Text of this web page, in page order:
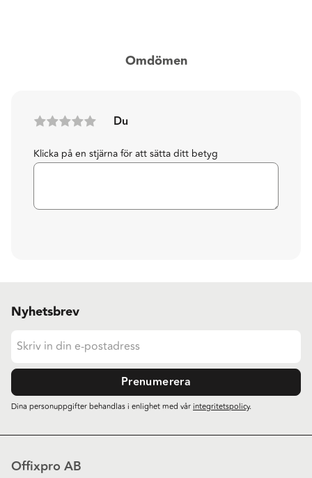
Omdömen
Du
Klicka på en stjärna för att sätta ditt betyg
Nyhetsbrev
Prenumerera
Dina personuppgifter behandlas i enlighet med vårintegritetspolicy.
Offixpro AB